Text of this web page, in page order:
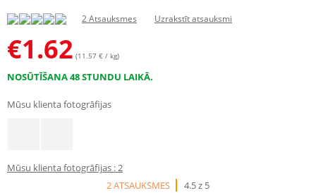
2 Atsauksmes Uzrakstīt atsauksmi
€1.62 (11.57 € / kg)
NOSŪTĪŠANA 48 STUNDU LAIKĀ.
Mūsu klienta fotogrāfijas
Mūsu klienta fotogrāfijas : 2
2 ATSAUKSMES
4.5 z 5